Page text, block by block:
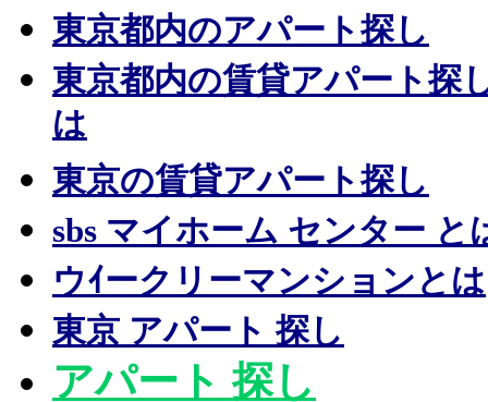
東京都内のアパート探し
東京都内の賃貸アパート探
は
東京の賃貸アパート探し
sbs マイホーム センター と
ウｲークリーマンションとは
東京 アパート 探し
アパート 探し